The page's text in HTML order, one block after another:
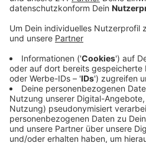
Die Herbstbelebung sorgt in
15.450 Menschen waren im
Oberberg arbeitslos gemeldet.
Vormonat ist das im
3,4 Prozent – hier liegt die
4,9 Prozent. Im Rheinisch-
Arbeitslosen um 4,3 Prozent